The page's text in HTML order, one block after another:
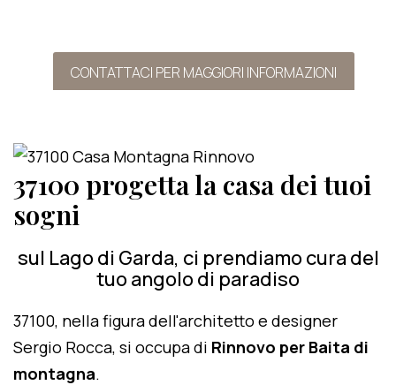
CONTATTACI PER MAGGIORI INFORMAZIONI
37100 progetta la casa dei tuoi
sogni
sul Lago di Garda, ci prendiamo cura del
tuo angolo di paradiso
37100, nella figura dell'architetto e designer
Sergio Rocca, si occupa di Rinnovo per Baita di
montagna.